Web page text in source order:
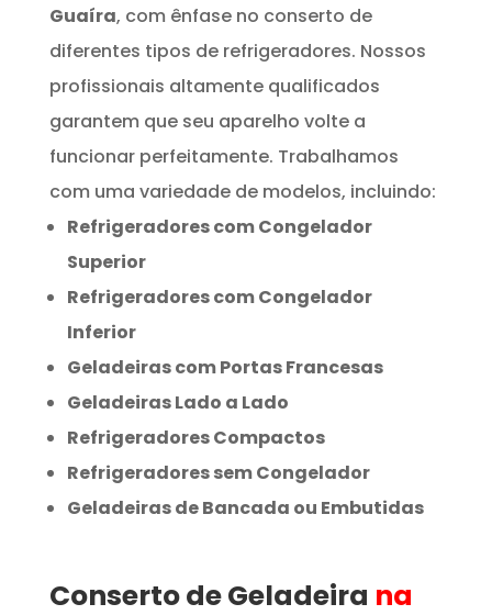
Guaíra, com ênfase no conserto de
diferentes tipos de refrigeradores. Nossos
profissionais altamente qualificados
garantem que seu aparelho volte a
funcionar perfeitamente. Trabalhamos
com uma variedade de modelos, incluindo:
Refrigeradores com Congelador
Superior
Refrigeradores com Congelador
Inferior
Geladeiras com Portas Francesas
Geladeiras Lado a Lado
Refrigeradores Compactos
Refrigeradores sem Congelador
Geladeiras de Bancada ou Embutidas
Conserto de Geladeira na